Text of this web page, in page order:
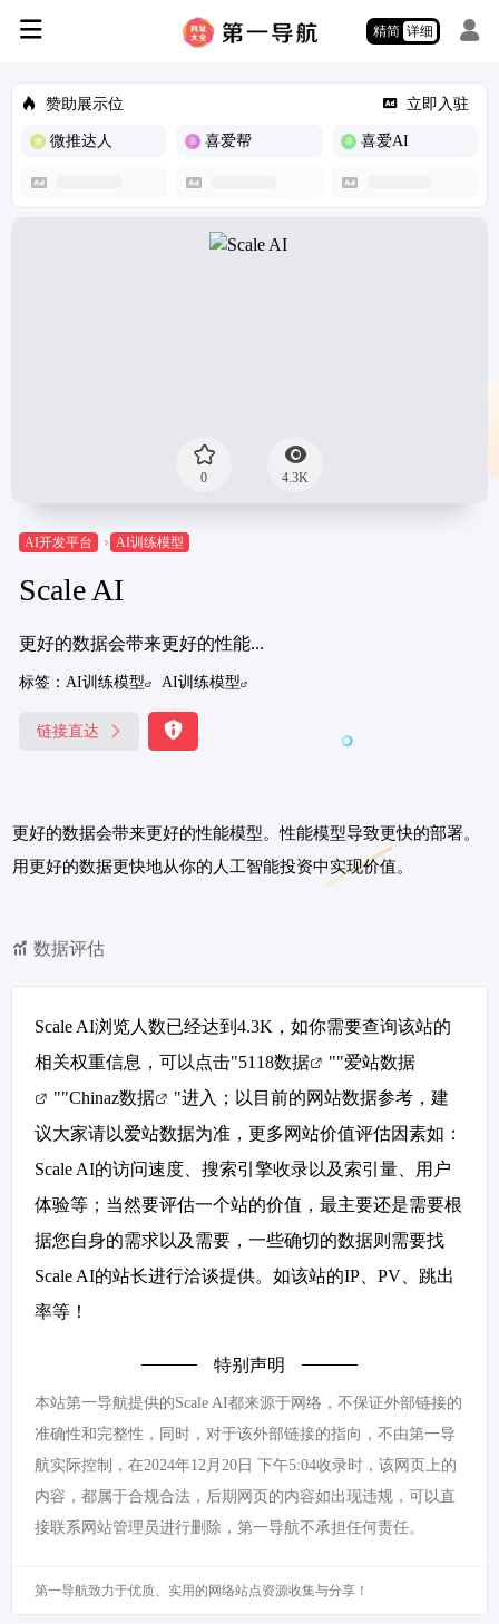
精简 详细
赞助展示位 立即入驻
微推达人 喜爱帮 喜爱AI
0 4.3K
AI开发平台 AI训练模型
Scale AI
更好的数据会带来更好的性能...
标签： AI训练模型 AI训练模型
链接直达
更好的数据会带来更好的性能模型。性能模型导致更快的部署。
用更好的数据更快地从你的人工智能投资中实现价值。
数据评估
Scale AI浏览人数已经达到4.3K，如你需要查询该站的
相关权重信息，可以点击"5118数据 ""爱站数据
""Chinaz数据
"进入；以目前的网站数据参考，建
议大家请以爱站数据为准，更多网站价值评估因素如：
Scale AI的访问速度、搜索引擎收录以及索引量、用户
体验等；当然要评估一个站的价值，最主要还是需要根
据您自身的需求以及需要，一些确切的数据则需要找
Scale AI的站长进行洽谈提供。如该站的IP、PV、跳出
率等！
特别声明
本站第一导航提供的Scale AI都来源于网络，不保证外部链接的
准确性和完整性，同时，对于该外部链接的指向，不由第一导
航实际控制，在2024年12月20日 下午5:04收录时，该网页上的
内容，都属于合规合法，后期网页的内容如出现违规，可以直
接联系网站管理员进行删除，第一导航不承担任何责任。
第一导航致力于优质、实用的网络站点资源收集与分享！